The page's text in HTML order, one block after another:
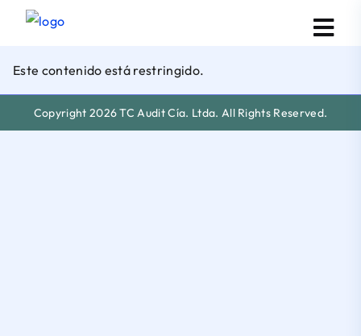
Este contenido está restringido.
Copyright 2026 TC Audit Cía. Ltda. All Rights Reserved.